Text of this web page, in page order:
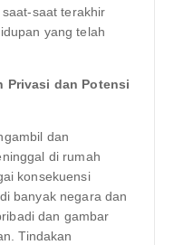
saat terakhir
yang telah
Privasi dan Potensi
dan
di rumah
konsekuensi
banyak negara dan
dan gambar
Tindakan